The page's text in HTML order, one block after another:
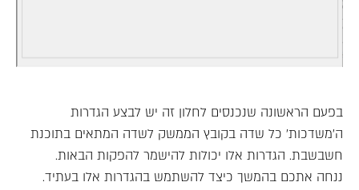
בפעם הראשונה שנכנסים לחלון זה יש לבצע הגדרות
ה'משדכות' כל שדה בקובץ הממשק לשדה המתאים בתוכנת
חשבשבת. הגדרות אלו יכולות להישמר להפקות הבאות.
ננחה אתכם בהמשך כיצד להשתמש בהגדרות אלו בעתיד.